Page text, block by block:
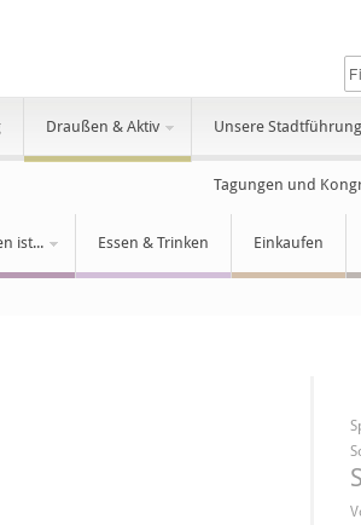
Draußen & Aktiv Unsere
Tagungen und
ist... Essen & Trinken Einkaufen